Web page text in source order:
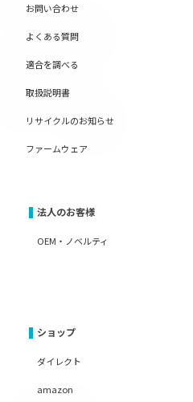
お問い合わせ
よくある質問
適合を調べる
取扱説明書
リサイクルのお知らせ
ファームウェア
法人のお客様
OEM・ノベルティ
ショップ
ダイレクト
amazon